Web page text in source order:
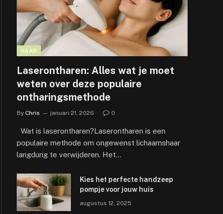
HAAR
Laserontharen: Alles wat je moet
weten over deze populaire
ontharingsmethode
By Chris januari 21, 2026 0
Wat is laserontharen?Laserontharen is een
populaire methode om ongewenst lichaamshaar
langdurig te verwijderen. Het…
Kies het perfecte handzeep
pompje voor jouw huis
augustus 12, 2025